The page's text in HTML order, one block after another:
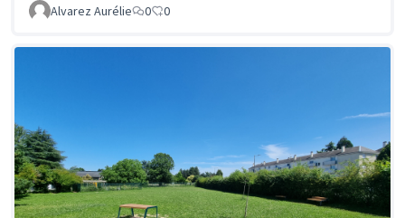
Alvarez Aurélie
0 0